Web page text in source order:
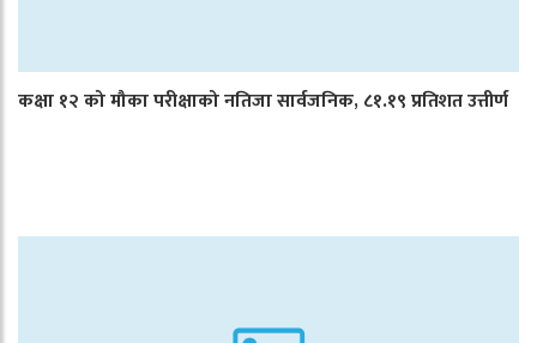
कक्षा १२ को मौका परीक्षाको नतिजा सार्वजनिक, ८१.१९ प्रतिशत उत्तीर्ण